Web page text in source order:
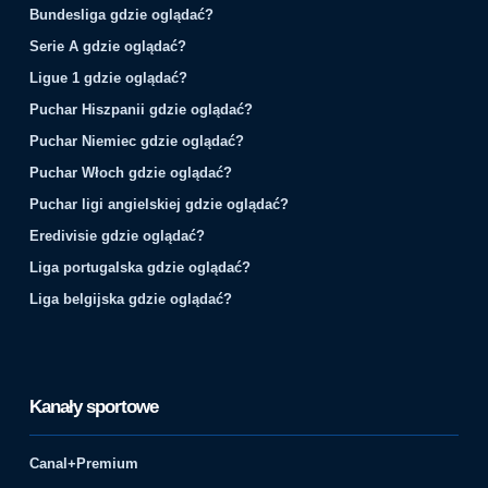
Bundesliga gdzie oglądać?
Serie A gdzie oglądać?
Ligue 1 gdzie oglądać?
Puchar Hiszpanii gdzie oglądać?
Puchar Niemiec gdzie oglądać?
Puchar Włoch gdzie oglądać?
Puchar ligi angielskiej gdzie oglądać?
Eredivisie gdzie oglądać?
Liga portugalska gdzie oglądać?
Liga belgijska gdzie oglądać?
Kanały sportowe
Canal+Premium